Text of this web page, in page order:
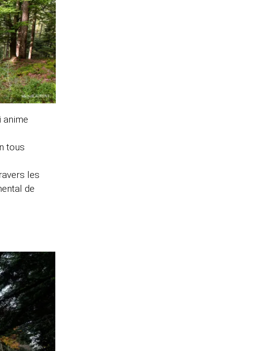
anime
tous
les
de